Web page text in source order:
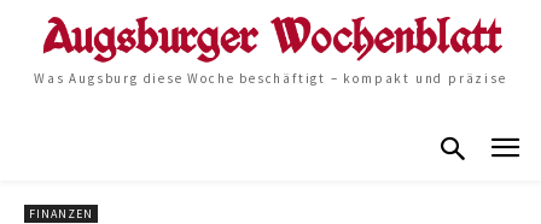
Was Augsburg diese Woche beschäftigt – kompakt und präzise
FINANZEN